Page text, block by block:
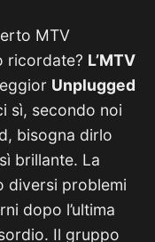
MTV
ricordate? L’MTV
Unplugged
sì, secondo noi
bisogna dirlo
brillante. La
diversi problemi
dopo l’ultima
Il gruppo